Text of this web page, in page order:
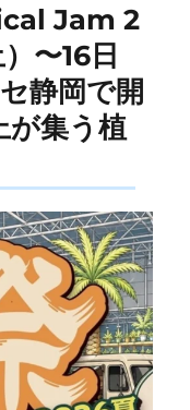
Jam 2
〜16日
静岡で開
が集う植